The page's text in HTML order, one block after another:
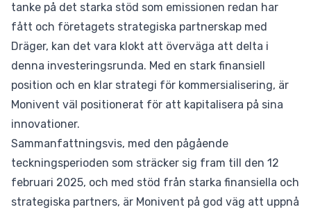
tanke på det starka stöd som emissionen redan har
fått och företagets strategiska partnerskap med
Dräger, kan det vara klokt att överväga att delta i
denna investeringsrunda. Med en stark finansiell
position och en klar strategi för kommersialisering, är
Monivent väl positionerat för att kapitalisera på sina
innovationer.
Sammanfattningsvis, med den pågående
teckningsperioden som sträcker sig fram till den 12
februari 2025, och med stöd från starka finansiella och
strategiska partners, är Monivent på god väg att uppnå